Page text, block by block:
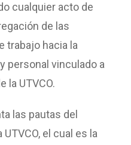
cualquier acto de
de las
trabajo hacia la
personal vinculado a
la UTVCO.
las pautas del
el cual es la